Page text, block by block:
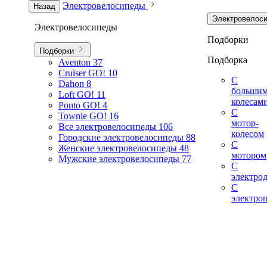
Назад Электровелосипеды
Электровелосипеды
Подборки
Aventon 37
Cruiser GO! 10
Dahon 8
Loft GO! 11
Ponto GO! 4
Townie GO! 16
Все электровелосипеды 106
Городские электровелосипеды 88
Женские электровелосипеды 48
Мужские электровелосипеды 77
Подборки
Подборка
С
С
мотор-
колесом
С
мотором
С
С